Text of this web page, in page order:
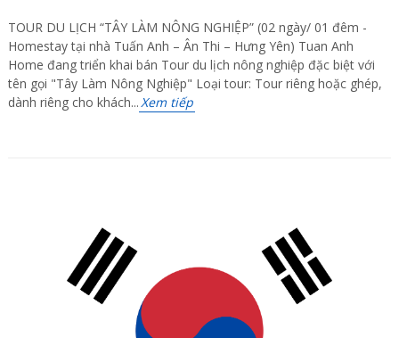
TOUR DU LỊCH “TÂY LÀM NÔNG NGHIỆP” (02 ngày/ 01 đêm -
Homestay tại nhà Tuấn Anh – Ân Thi – Hưng Yên) Tuan Anh
Home đang triển khai bán Tour du lịch nông nghiệp đặc biệt với
tên gọi "Tây Làm Nông Nghiệp" Loại tour: Tour riêng hoặc ghép,
dành riêng cho khách... Xem tiếp